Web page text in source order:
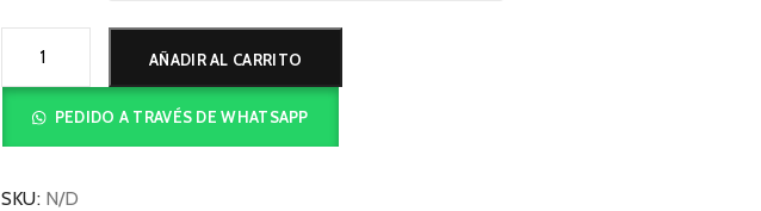
AÑADIR AL CARRITO
PEDIDO A TRAVÉS DE WHATSAPP
SKU: N/D